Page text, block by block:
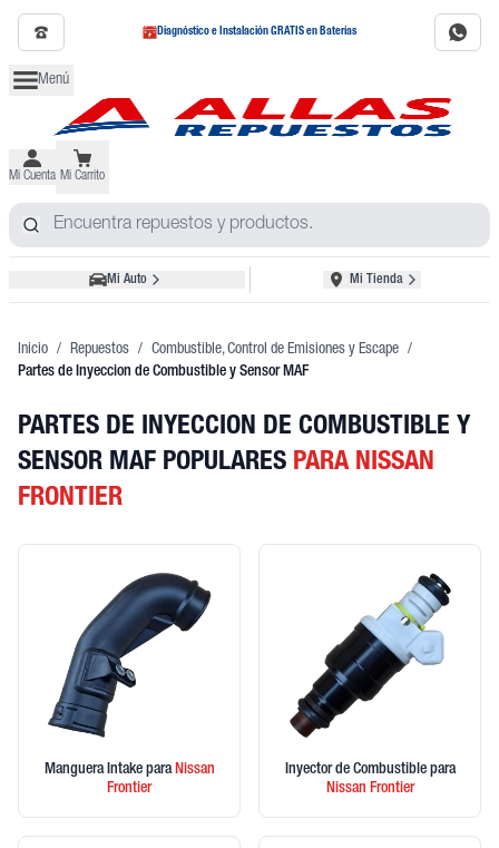
Diagnóstico e Instalación GRATIS en Baterías
Menú
Mi Cuenta Mi Carrito
Mi Auto Mi Tienda
Inicio / Repuestos / Combustible, Control de Emisiones y Escape /
Partes de Inyeccion de Combustible y Sensor MAF
PARTES DE INYECCION DE COMBUSTIBLE Y
SENSOR MAF POPULARES PARA NISSAN
FRONTIER
Manguera Intake paraNissan
Frontier
Inyector de Combustible para
Nissan Frontier